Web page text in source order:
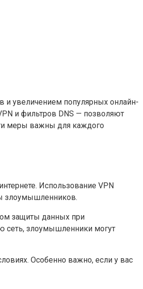
и увеличением популярных онлайн-
и фильтров DNS — позволяют
меры важны для каждого
Использование VPN
злоумышленников.
защиты данных при
сеть, злоумышленники могут
Особенно важно, если у вас